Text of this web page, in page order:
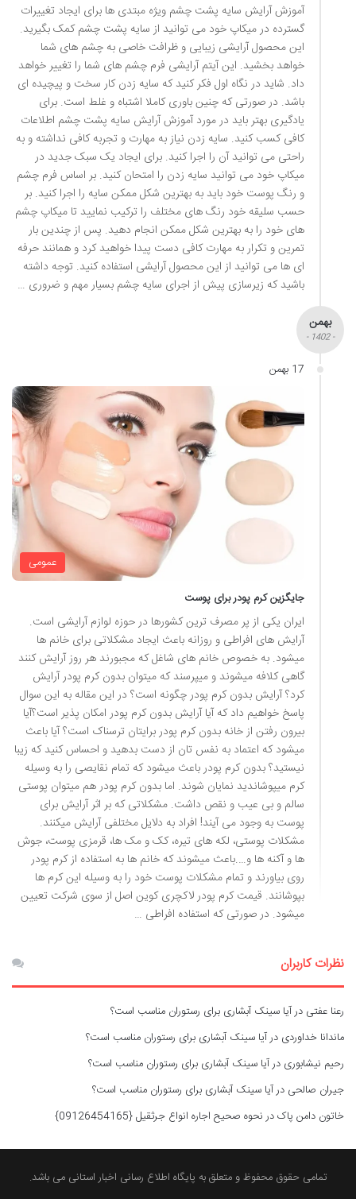
آموزش آرایش سایه پشت چشم ویژه مبتدی ها برای ایجاد تغییرات
گسترده در میکاپ خود می توانید از سایه پشت چشم کمک بگیرید.
این محصول آرایشی زیبایی و ظرافت خاصی به چشم های شما
خواهد بخشید. این آیتم آرایشی فرم چشم های شما را تغییر خواهد
داد. شاید در نگاه اول فکر کنید که سایه زدن کار سخت و پیچیده ای
باشد. در صورتی که چنین باوری کاملا اشتباه و غلط است. برای
یادگیری بهتر باید در مورد آموزش آرایش سایه پشت چشم اطلاعات
کافی کسب کنید. سایه زدن نیاز به مهارت و تجربه کافی نداشته و به
راحتی می توانید آن را اجرا کنید. برای ایجاد یک سبک جدید در
میکاپ خود می توانید سایه زدن را امتحان کنید. بر اساس فرم چشم
و رنگ پوست خود باید به بهترین شکل ممکن سایه را اجرا کنید. بر
حسب سلیقه خود رنگ های مختلف را ترکیب نمایید تا میکاپ چشم
های خود را به بهترین شکل ممکن انجام دهید. پس از چندین بار
تمرین و تکرار به مهارت کافی دست پیدا خواهید کرد و همانند حرفه
ای ها می توانید از این محصول آرایشی استفاده کنید. توجه داشته
باشید که زیرسازی پیش از اجرای سایه چشم بسیار مهم و ضروری …
بهمن
- 1402 -
17 بهمن
عمومی
جایگزین کرم پودر برای پوست
ایران یکی از پر مصرف ترین کشورها در حوزه لوازم آرایشی است.
آرایش های افراطی و روزانه باعث ایجاد مشکلاتی برای خانم ها
میشود. به خصوص خانم های شاغل که مجبورند هر روز آرایش کنند
گاهی کلافه میشوند و میپرسند که میتوان بدون کرم پودر آرایش
کرد؟ آرایش بدون کرم پودر چگونه است؟ در این مقاله به این سوال
پاسخ خواهیم داد که آیا آرایش بدون کرم پودر امکان پذیر است؟آیا
بیرون رفتن از خانه بدون کرم پودر برایتان ترسناک است؟ آیا باعث
میشود که اعتماد به نفس تان از دست بدهید و احساس کنید که زیبا
نیستید؟ بدون کرم پودر باعث میشود که تمام نقایصی را به وسیله
کرم میپوشاندید نمایان شوند. اما بدون کرم پودر هم میتوان پوستی
سالم و بی عیب و نقص داشت. مشکلاتی که بر اثر آرایش برای
پوست به وجود می آیند! افراد به دلایل مختلفی آرایش میکنند.
مشکلات پوستی، لکه های تیره، کک و مک ها، قرمزی پوست، جوش
ها و آکنه ها و….باعث میشوند که خانم ها به استفاده از کرم پودر
روی بیاورند و تمام مشکلات پوست خود را به وسیله این کرم ها
بپوشانند. قیمت کرم پودر لاکچری کوین اصل از سوی شرکت تعیین
میشود. در صورتی که استفاده افراطی …
نظرات کاربران
رعنا عفتی درآیا سینک آبشاری برای رستوران مناسب است؟
ماندانا خداوردی درآیا سینک آبشاری برای رستوران مناسب است؟
رحیم نیشابوری درآیا سینک آبشاری برای رستوران مناسب است؟
جیران صالحی درآیا سینک آبشاری برای رستوران مناسب است؟
خاتون دامن پاکدرنحوه صحیح اجاره انواع جرثقیل {09126454165}
تمامی حقوق محفوظ و متعلق به پایگاه اطلاع رسانی اخبار استانی می باشد.